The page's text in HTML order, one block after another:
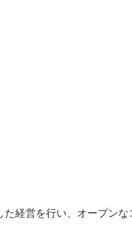
経営を行い、オープン